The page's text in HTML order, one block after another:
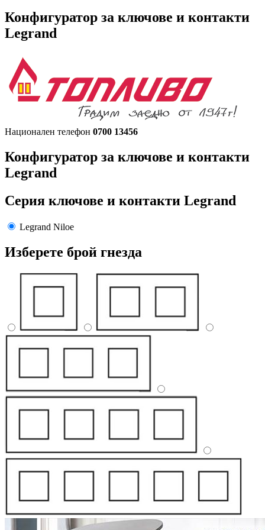
Конфигуратор за ключове и контакти
Legrand
Национален телефон 0700 13456
Конфигуратор за ключове и контакти
Legrand
Серия ключове и контакти Legrand
Legrand Niloe
Изберете брой гнезда